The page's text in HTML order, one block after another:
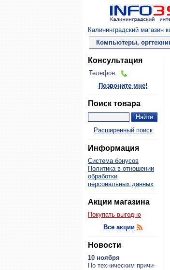
Калининградский магазин
Компьютеры,
Консультация
Телефон:
Позвоните мне!
Поиск товара
Расширенный поиск
Информация
Система бонусов
Политика в отношении
обработки
персональных данных
Акции магазина
Покупать выгодно
Все акции
Новости
10 ноября
По тех­ни­че­ским при­чи­